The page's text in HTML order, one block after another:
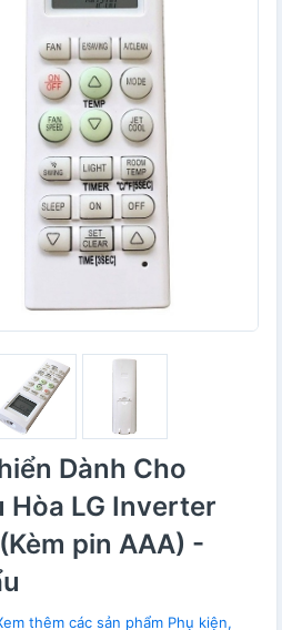
Dành Cho
Hòa LG Inverter
pin AAA) -
thêm các sản phẩm Phụ kiện,